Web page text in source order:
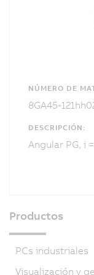
NÚMERO DE
8GA45-
DESCRIPCIÓN:
Angular PG, i
Productos
PCs industriales
Visualización y